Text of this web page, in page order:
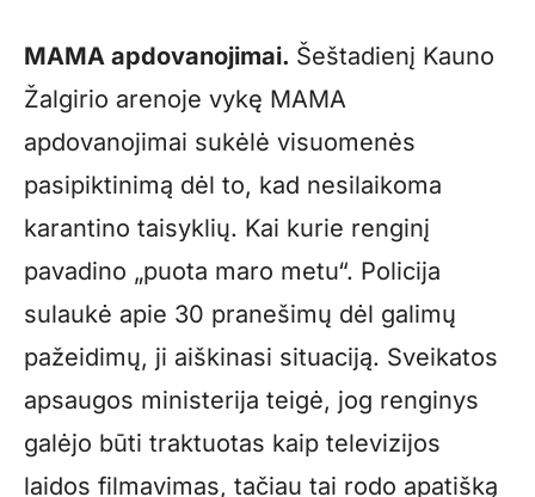
MAMA apdovanojimai. Šeštadienį Kauno
Žalgirio arenoje vykę MAMA
apdovanojimai sukėlė visuomenės
pasipiktinimą dėl to, kad nesilaikoma
karantino taisyklių. Kai kurie renginį
pavadino „puota maro metu“. Policija
sulaukė apie 30 pranešimų dėl galimų
pažeidimų, ji aiškinasi situaciją. Sveikatos
apsaugos ministerija teigė, jog renginys
galėjo būti traktuotas kaip televizijos
laidos filmavimas, tačiau tai rodo apatišką